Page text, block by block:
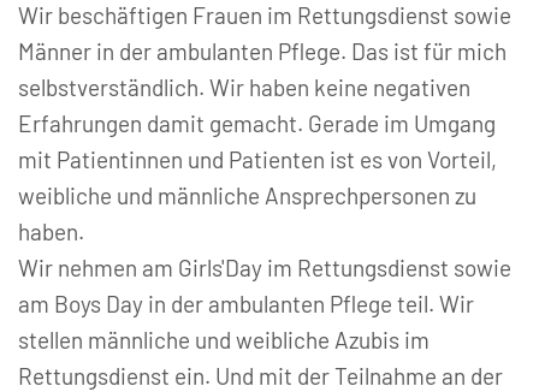
Wir beschäftigen Frauen im Rettungsdienst sowie
Männer in der ambulanten Pflege. Das ist für mich
selbstverständlich. Wir haben keine negativen
Erfahrungen damit gemacht. Gerade im Umgang
mit Patientinnen und Patienten ist es von Vorteil,
weibliche und männliche Ansprechpersonen zu
haben.
Wir nehmen am Girls'Day im Rettungsdienst sowie
am Boys Day in der ambulanten Pflege teil. Wir
stellen männliche und weibliche Azubis im
Rettungsdienst ein. Und mit der Teilnahme an der